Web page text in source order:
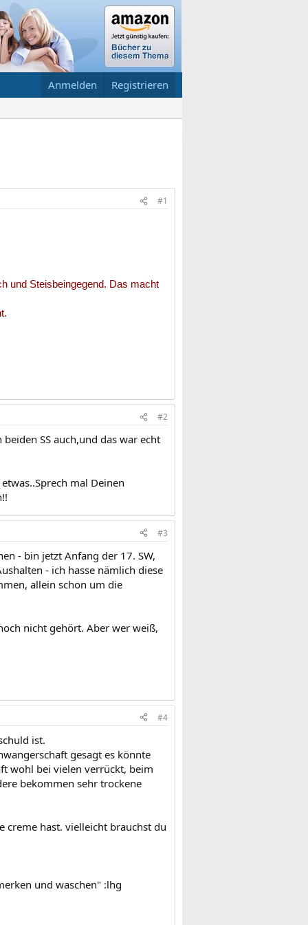
Anmelden Registrieren
#1
und Steisbeingegend. Das macht
#2
SS auch,und das war echt
mal Deinen
#3
- bin jetzt Anfang der 17. SW,
- ich hasse nämlich diese
allein schon um die
nicht gehört. Aber wer weiß,
#4
ist.
gesagt es könnte
wohl bei vielen verrückt, beim
bekommen sehr trockene
creme hast. vielleicht brauchst du
und waschen" :lhg